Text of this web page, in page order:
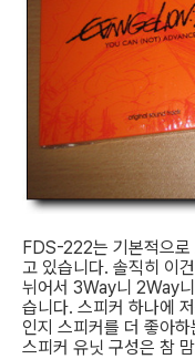
FDS-222는 기본적으로
고 있습니다. 솔직히 이
뉘어서 3Way니 2Way
습니다. 스피커 하나에
인지 스피커를 더 좋아
스피커 유닛 구성은 참